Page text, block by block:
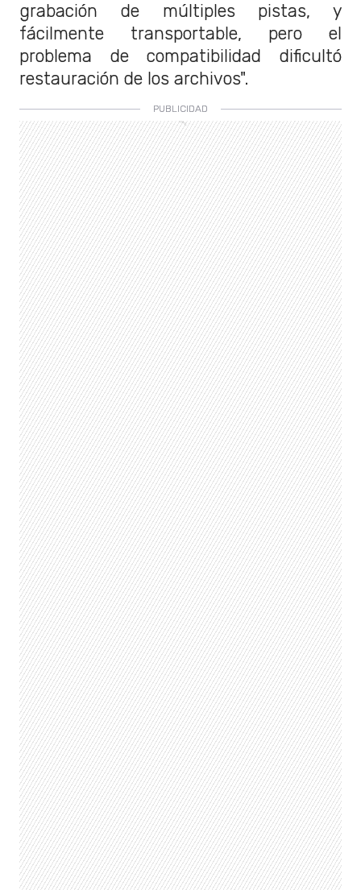
grabación de múltiples pistas, y
fácilmente transportable, pero el
problema de compatibilidad dificultó
restauración de los archivos".